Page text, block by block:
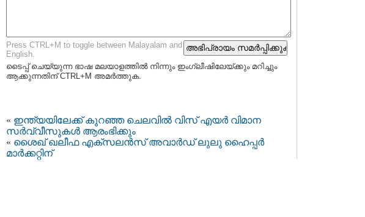
Press CTRL+M to toggle between Malayalam and
English.
ടൈപ്പ്‌ ചെയ്യുന്ന ഭാഷ മലയാളത്തില്‍ നിന്നും ഇംഗ്ലീഷിലേയ്ക്കും മറിച്ചും
ആക്കുന്നതിന് CTRL+M അമര്‍ത്തുക.
« ഇന്ത്യയിലേക്ക് കുറഞ്ഞ ചെലവില്‍ വിസ് എയര്‍ വിമാന
സര്‍വ്വീസുകള്‍ ആരംഭിക്കും
« ശൈഖ് ഖലീഫ എക്സലന്‍സ് അവാർഡ് ലുലു ഹൈപ്പര്‍
മാര്‍ക്കറ്റിന്